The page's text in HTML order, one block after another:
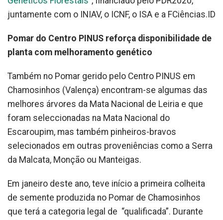
juntamente com o INIAV, o ICNF, o ISA e a FCiências.ID
Pomar do Centro PINUS reforça disponibilidade de
planta com melhoramento genético
Também no Pomar gerido pelo Centro PINUS em
Chamosinhos (Valença) encontram-se algumas das
melhores árvores da Mata Nacional de Leiria e que
foram seleccionadas na Mata Nacional do
Escaroupim, mas também pinheiros-bravos
selecionados em outras proveniências como a Serra
da Malcata, Monção ou Manteigas.
Em janeiro deste ano, teve início a primeira colheita
de semente produzida no Pomar de Chamosinhos
que terá a categoria legal de “qualificada”. Durante